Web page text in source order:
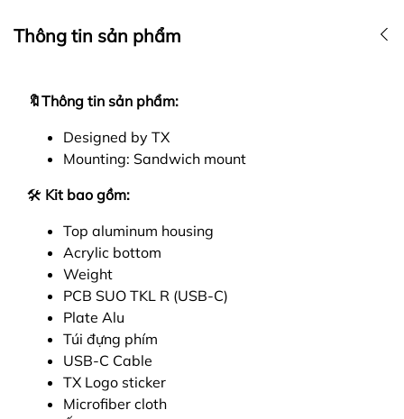
Thông tin sản phẩm
🔖Thông tin sản phẩm:
Designed by TX
Mounting: Sandwich mount
🛠 Kit bao gồm:
Top aluminum housing
Acrylic bottom
Weight
PCB SUO TKL R (USB-C)
Plate Alu
Túi đựng phím
USB-C Cable
TX Logo sticker
Microfiber cloth